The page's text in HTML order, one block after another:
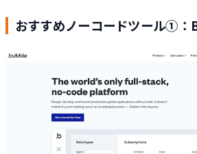
おすすめノーコードツール①：